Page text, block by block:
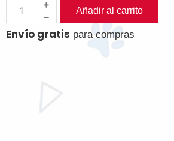
Añadir al carrito
Envío gratis para compras